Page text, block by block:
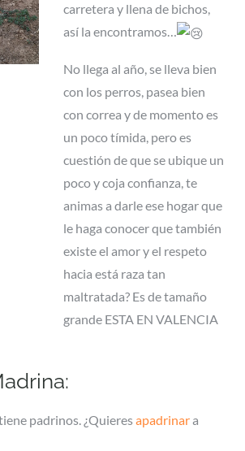
carretera y llena de bichos,
así la encontramos…
No llega al año, se lleva bien
con los perros, pasea bien
con correa y de momento es
un poco tímida, pero es
cuestión de que se ubique un
poco y coja confianza, te
animas a darle ese hogar que
le haga conocer que también
existe el amor y el respeto
hacia está raza tan
maltratada? Es de tamaño
grande ESTA EN VALENCIA
padrinos. ¿Quieresapadrinara